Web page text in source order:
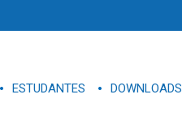
ESTUDANTES DOWNLOADS